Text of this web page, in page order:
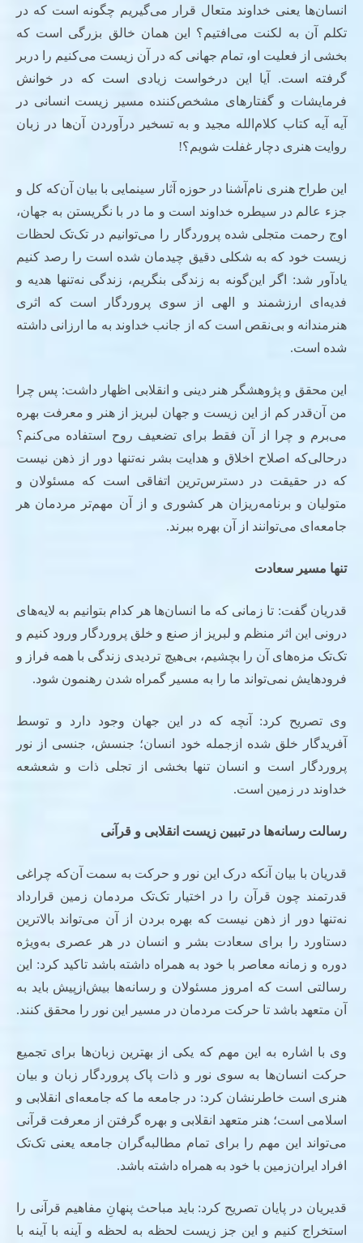
انسان‌ها یعنی خداوند متعال قرار می‌گیریم چگونه است که در
تکلم آن به لکنت می‌افتیم؟ این همان خالق بزرگی است که
بخشی از فعلیت او، تمام جهانی که در آن زیست می‌کنیم را دربر
گرفته است. آیا این درخواست زیادی است که در خوانش
فرمایشات و گفتارهای مشخص‌کننده مسیر زیست انسانی در
آیه آیه کتاب کلام‌الله مجید و به تسخیر درآوردن آن‌ها در زبان
روایت هنری دچار غفلت شویم؟!
این طراح هنری نام‌آشنا در حوزه آثار سینمایی با بیان آن‌که کل و
جزء عالم در سیطره خداوند است و ما در با نگریستن به جهان،
اوج رحمت متجلی شده پروردگار را می‌توانیم در تک‌تک لحظات
زیست خود که به شکلی دقیق چیدمان شده است را رصد کنیم
یادآور شد: اگر این‌گونه به زندگی بنگریم، زندگی نه‌تنها هدیه و
فدیه‌ای ارزشمند و الهی از سوی پروردگار است که اثری
هنرمندانه و بی‌نقص است که از جانب خداوند به ما ارزانی داشته
شده است.
این محقق و پژوهشگر هنر دینی و انقلابی اظهار داشت: پس چرا
من آن‌قدر کم از این زیست و جهان لبریز از هنر و معرفت بهره
می‌برم و چرا از آن فقط برای تضعیف روح استفاده می‌کنم؟
درحالی‌که اصلاح اخلاق و هدایت بشر نه‌تنها دور از ذهن نیست
که در حقیقت در دسترس‌ترین اتفاقی است که مسئولان و
متولیان و برنامه‌ریزان هر کشوری و از آن مهم‌تر مردمان هر
جامعه‌ای می‌توانند از آن بهره ببرند.
تنها مسیر سعادت
قدریان گفت: تا زمانی که ما انسان‌ها هر کدام بتوانیم به لایه‌های
درونی این اثر منظم و لبریز از صنع و خلق پروردگار ورود کنیم و
تک‌تک مزه‌های آن را بچشیم، بی‌هیچ تردیدی زندگی با همه فراز و
فرودهایش نمی‌تواند ما را به مسیر گمراه شدن رهنمون شود.
وی تصریح کرد: آنچه که در این جهان وجود دارد و توسط
آفریدگار خلق شده ازجمله خود انسان؛ جنسش، جنسی از نور
پروردگار است و انسان تنها بخشی از تجلی ذات و شعشعه
خداوند در زمین است.
رسالت رسانهها در تبیین زیست انقلابی و قرآنی
قدریان با بیان آنکه درک این نور و حرکت به سمت آن‌که چراغی
قدرتمند چون قرآن را در اختیار تک‌تک مردمان زمین قرارداد
نه‌تنها دور از ذهن نیست که بهره بردن از آن می‌تواند بالاترین
دستاورد را برای سعادت بشر و انسان در هر عصری به‌ویژه
دوره و زمانه معاصر با خود به همراه داشته باشد تاکید کرد: این
رسالتی است که امروز مسئولان و رسانه‌ها بیش‌ازپیش باید به
آن متعهد باشد تا حرکت مردمان در مسیر این نور را محقق کنند.
وی با اشاره به این مهم که یکی از بهترین زبان‌ها برای تجمیع
حرکت انسان‌ها به سوی نور و ذات پاک پروردگار زبان و بیان
هنری است خاطرنشان کرد: در جامعه ما که جامعه‌ای انقلابی و
اسلامی است؛ هنر متعهد انقلابی و بهره گرفتن از معرفت قرآنی
می‌تواند این مهم را برای تمام مطالبه‌گران جامعه یعنی تک‌تک
افراد ایران‌زمین با خود به همراه داشته باشد.
قدیریان در پایان تصریح کرد: باید مباحث پنهانِ مفاهیم قرآنی را
استخراج کنیم و این جز زیست لحظه به لحظه و آینه با آینه با